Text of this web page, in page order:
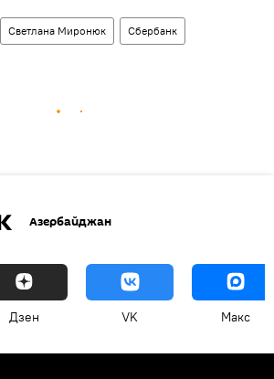
Светлана Миронюк Сбербанк
Азербайджан
Дзен VK Макс